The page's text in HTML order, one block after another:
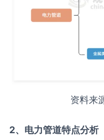
资料来
2、电力管道特点分析